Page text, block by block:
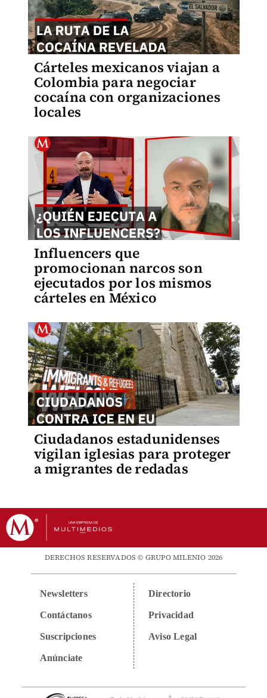
Cárteles mexicanos viajan a
Colombia para negociar
cocaína con organizaciones
locales
Influencers que
promocionan narcos son
ejecutados por los mismos
cárteles en México
Ciudadanos estadunidenses
vigilan iglesias para proteger
a migrantes de redadas
DERECHOS RESERVADOS © GRUPO MILENIO 2026
Newsletters
Contáctanos
Suscripciones
Anúnciate
Directorio
Privacidad
Aviso Legal